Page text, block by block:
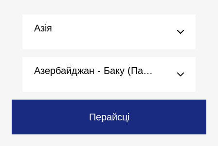
Азія
Азербайджан - Баку (Пасольства)
Перайсці